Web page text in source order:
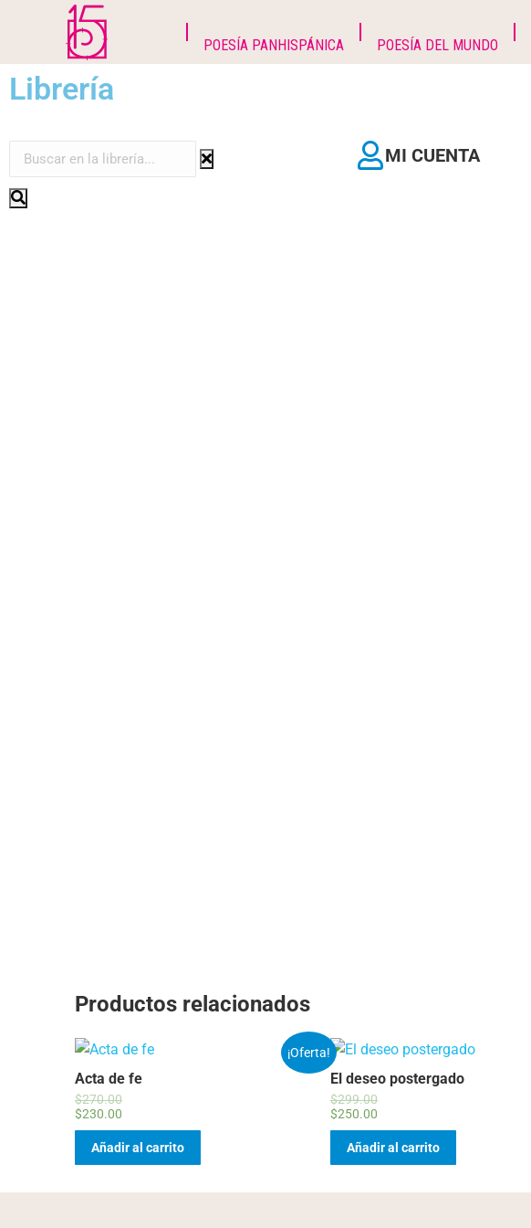
POESÍA PANHISPÁNICA POESÍA DEL MUNDO
Librería
MI CUENTA
Productos relacionados
¡Oferta!
Acta de fe
$270.00
$230.00
Añadir al carrito
El deseo postergado
$299.00
$250.00
Añadir al carrito